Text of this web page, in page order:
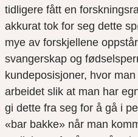
tidligere fått en
akkurat tok for seg dette
mye av forskjellene
svangerskap og
kundeposisjoner, hvor
arbeidet slik at man har
gi dette fra seg for å gå i
«bar bakke» når man